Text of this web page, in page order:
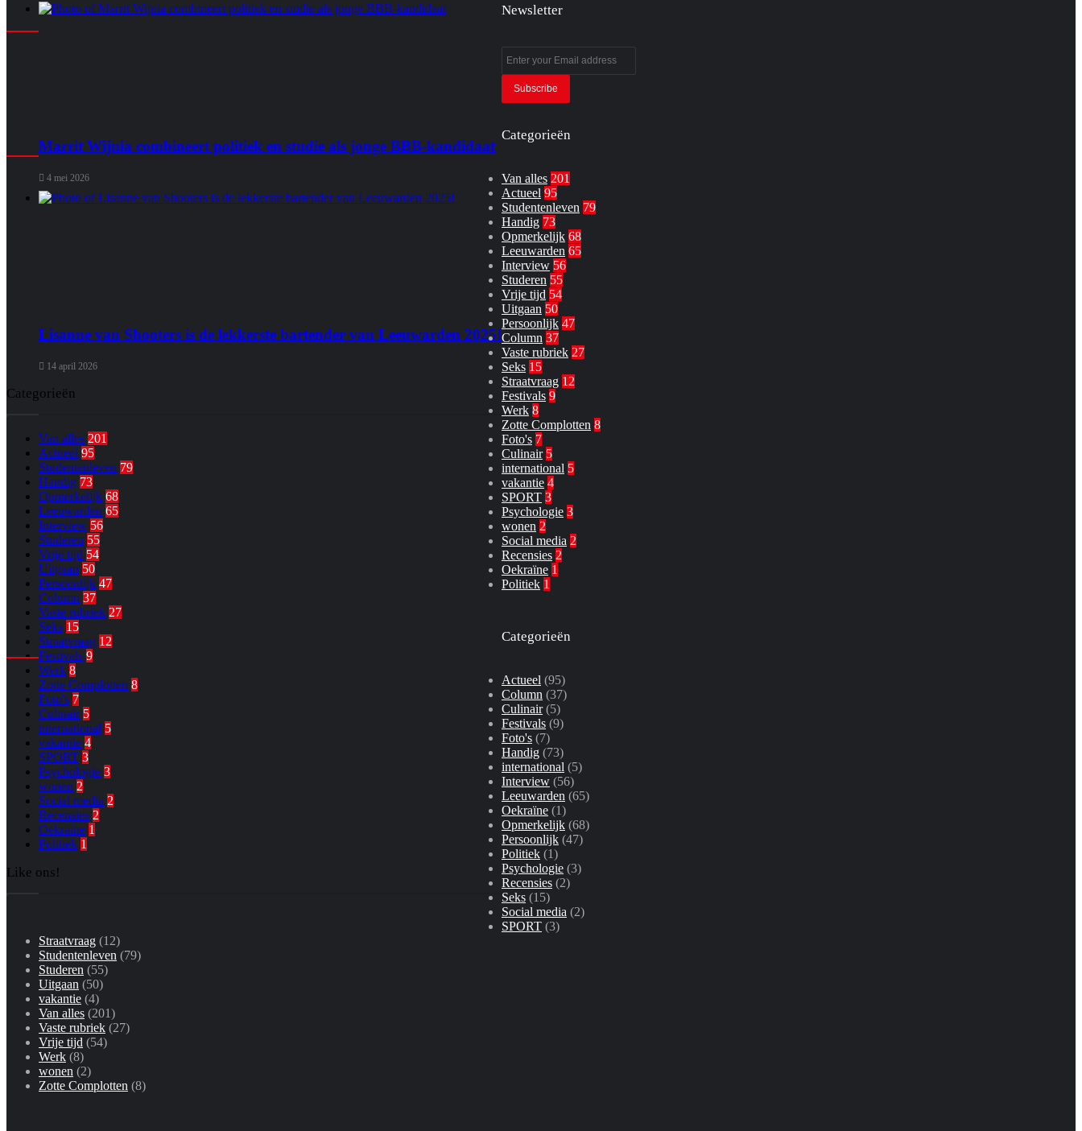
Marrit Wijnia combineert politiek en studie als jonge BBB‑kandidaat
4 mei 2026
Lisanne van Shooters is de lekkerste bartender van Leeuwarden 2025!
14 april 2026
Categorieën
Van alles 201
Actueel 95
Studentenleven 79
Handig 73
Opmerkelijk 68
Leeuwarden 65
Interview 56
Studeren 55
Vrije tijd 54
Uitgaan 50
Persoonlijk 47
Column 37
Vaste rubriek 27
Seks 15
Straatvraag 12
Festivals 9
Werk 8
Zotte Complotten 8
Foto's 7
Culinair 5
international 5
vakantie 4
SPORT 3
Psychologie 3
wonen 2
Social media 2
Recensies 2
Oekraïne 1
Politiek 1
Like ons!
Newsletter
your
Email
address
Categorieën
Van alles 201
Actueel 95
Studentenleven 79
Handig 73
Opmerkelijk 68
Leeuwarden 65
Interview 56
Studeren 55
Vrije tijd 54
Uitgaan 50
Persoonlijk 47
Column 37
Vaste rubriek 27
Seks 15
Straatvraag 12
Festivals 9
Werk 8
Zotte Complotten 8
Foto's 7
Culinair 5
international 5
vakantie 4
SPORT 3
Psychologie 3
wonen 2
Social media 2
Recensies 2
Oekraïne 1
Politiek 1
Categorieën
Actueel (95)
Column (37)
Culinair(5)
Festivals (9)
Foto's (7)
Handig (73)
international (5)
Interview (56)
Leeuwarden (65)
Oekraïne (1)
Opmerkelijk (68)
Persoonlijk (47)
Politiek (1)
Psychologie (3)
Recensies (2)
Seks (15)
Social media (2)
SPORT (3)
Straatvraag (12)
Studentenleven (79)
Studeren (55)
Uitgaan (50)
vakantie (4)
Van alles (201)
Vaste rubriek (27)
Vrije tijd (54)
Werk (8)
wonen (2)
Zotte Complotten (8)